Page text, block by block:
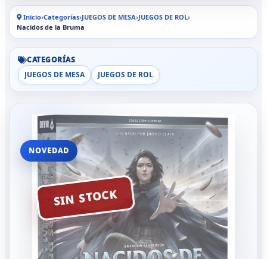
Inicio›Categorías›JUEGOS DE MESA›JUEGOS DE ROL›
Nacidos de la Bruma
CATEGORÍAS
JUEGOS DE MESA
JUEGOS DE ROL
NOVEDAD
SIN STOCK